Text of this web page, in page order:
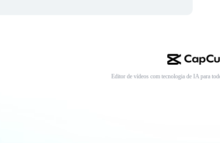
Editor de vídeos com tecnologia de IA para